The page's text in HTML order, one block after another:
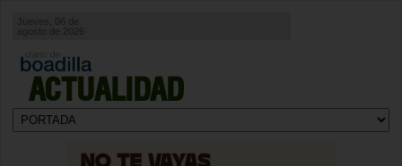
ACTUALIDAD
agosto de 2026